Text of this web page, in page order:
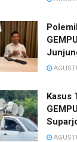
Kasus